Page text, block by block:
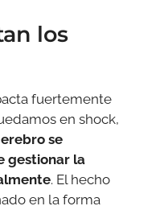
los
fuertemente
en shock,
se
gestionar la
. El hecho
en la forma